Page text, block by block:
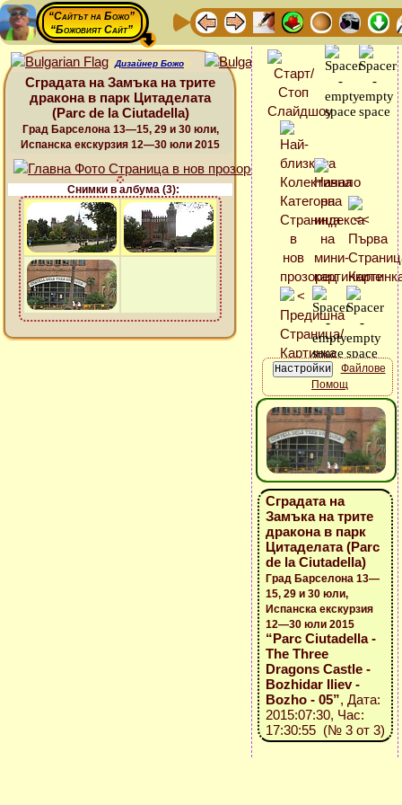
“Сайтът на Божо”
“Божовият Сайт”
Дизайнер Божо
Сградата на Замъка на трите
дракона в парк Цитаделата
(Parc de la Ciutadella)
Град Барселона 13—15, 29 и 30 юли,
Испанска екскурзия 12—30 юли 2015
Снимки в албума (3):
Файлове
Помощ
Сградата на
Замъка на трите
дракона в парк
Цитаделата (Parc
de la Ciutadella)
Град Барселона 13—
15, 29 и 30 юли,
Испанска екскурзия
12—30 юли 2015
“Parc Ciutadella -
The Three
Dragons Castle -
Bozhidar Iliev -
Bozho - 05”, Дата:
2015:07:30, Час:
17:30:55 (№ 3 от 3)